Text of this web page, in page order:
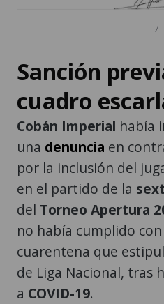
/
Sanción
cuadro
Cobán Imperial había
una denuncia en
por la inclusión del
en el partido de la
del Torneo Apertura
no había cumplido
cuarentena que
de Liga Nacional, tras
a COVID-19.